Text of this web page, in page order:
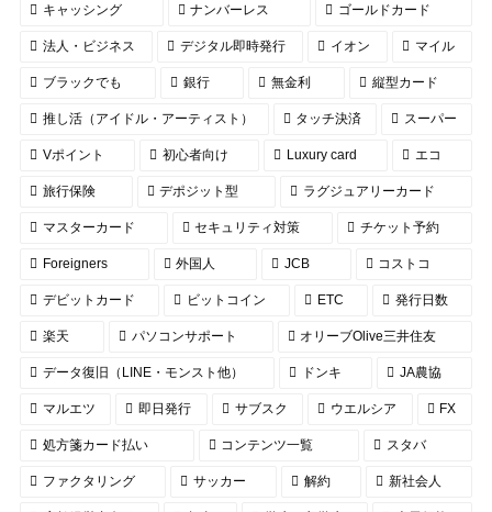
キャッシング ナンバーレス ゴールドカード
法人・ビジネス デジタル即時発行 イオン マイル
ブラックでも 銀行 無金利 縦型カード
推し活（アイドル・アーティスト） タッチ決済 スーパー
Vポイント 初心者向け Luxury card エコ
旅行保険 デポジット型 ラグジュアリーカード
マスターカード セキュリティ対策 チケット予約
Foreigners 外国人 JCB コストコ
デビットカード ビットコイン ETC 発行日数
楽天 パソコンサポート オリーブOlive三井住友
データ復旧（LINE・モンスト他） ドンキ JA農協
マルエツ 即日発行 サブスク ウエルシア FX
処方箋カード払い コンテンツ一覧 スタバ
ファクタリング サッカー 解約 新社会人